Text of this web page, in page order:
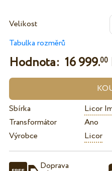
Velikost
Tabulka rozměrů
Hodnota: 16 999.00
Sbírka
Licor
Transformátor
Ano
Výrobce
Licor
Doprava